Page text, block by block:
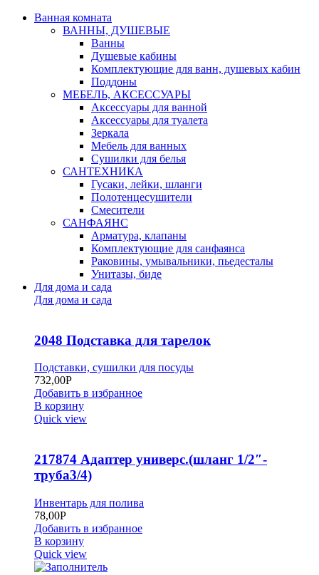
Ванная комната
ВАННЫ, ДУШЕВЫЕ
Ванны
Душевые кабины
Комплектующие для ванн, душевых кабин
Поддоны
МЕБЕЛЬ, АКСЕССУАРЫ
Аксессуары для ванной
Аксессуары для туалета
Зеркала
Мебель для ванных
Сушилки для белья
САНТЕХНИКА
Гусаки, лейки, шланги
Полотенцесушители
Смесители
САНФАЯНС
Арматура, клапаны
Комплектующие для санфаянса
Раковины, умывальники, пьедесталы
Унитазы, биде
Для дома и сада
Для дома и сада
2048 Подставка для тарелок
Подставки, сушилки для посуды
732,00Р
Добавить в избранное
В корзину
Quick view
217874 Адаптер универс.(шланг 1/2″-
труба3/4)
Инвентарь для полива
78,00Р
Добавить в избранное
В корзину
Quick view